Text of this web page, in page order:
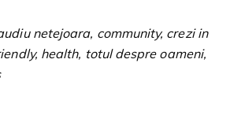
netejoara, community, crezi in
, health, totul despre oameni,